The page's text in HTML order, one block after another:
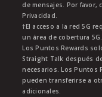
de mensajes. Por favor,
Privacidad.
†El acceso a la red 5G
un área de cobertura 5G.
Los Puntos Rewards
Straight Talk después
necesarios. Los Puntos
pueden transferirse a
adicionales.